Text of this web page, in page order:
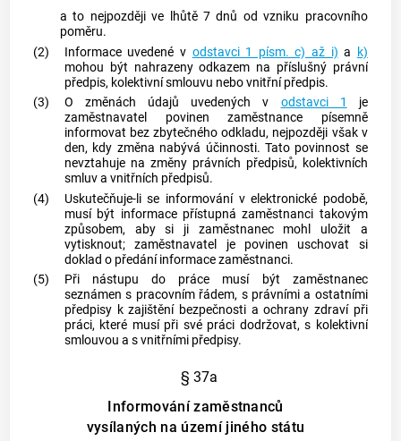
a to nejpozději ve lhůtě 7 dnů od vzniku pracovního
poměru.
(2)
Informace uvedené v odstavci 1 písm. c) až i) a k)
mohou být nahrazeny odkazem na příslušný právní
předpis, kolektivní smlouvu nebo vnitřní předpis.
(3)
O změnách údajů uvedených v odstavci 1
je
zaměstnavatel
povinenzaměstnance písemně
informovat bez zbytečného odkladu, nejpozději však v
den, kdy změna nabývá účinnosti. Tato povinnost se
nevztahuje na změny právních předpisů, kolektivních
smluv a vnitřních předpisů.
(4)
Uskutečňuje-li se informovánív elektronické podobě,
musí být informace přístupnázaměstnanci takovým
způsobem, aby si ji zaměstnanecmohl uložit a
vytisknout;zaměstnavatel
je povinen uschovat si
doklad o předání informacezaměstnanci.
(5)
Při nástupu do práce musí být zaměstnanec
seznámen s pracovním řádem, s právními a ostatními
předpisy k zajištění bezpečnosti a ochrany zdraví při
práci, které musí při své práci dodržovat, s kolektivní
smlouvou a s vnitřními předpisy.
§ 37a
Informování zaměstnanců
vysílaných na území jiného státu